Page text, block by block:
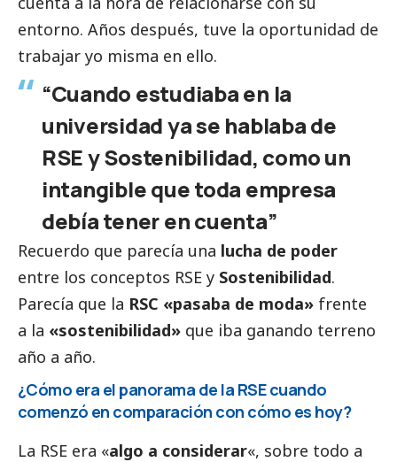
entorno. Años después, tuve la oportunidad de
trabajar yo misma en ello.
“Cuando estudiaba en la
universidad ya se hablaba de
RSE y Sostenibilidad, como un
intangible que toda empresa
debía tener en cuenta”
Recuerdo que parecía una lucha de poder
entre los conceptos RSE y Sostenibilidad.
Parecía que la RSC «pasaba de moda» frente
a la «sostenibilidad» que iba ganando terreno
año a año.
¿Cómo era el panorama de la RSE cuando
comenzó en comparación con cómo es hoy?
La RSE era «algo a considerar«, sobre todo a